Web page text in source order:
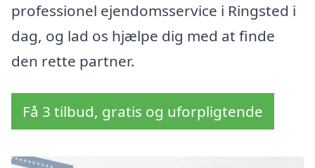
professionel ejendomsservice i Ringsted i
dag, og lad os hjælpe dig med at finde
den rette partner.
Få 3 tilbud, gratis og uforpligtende